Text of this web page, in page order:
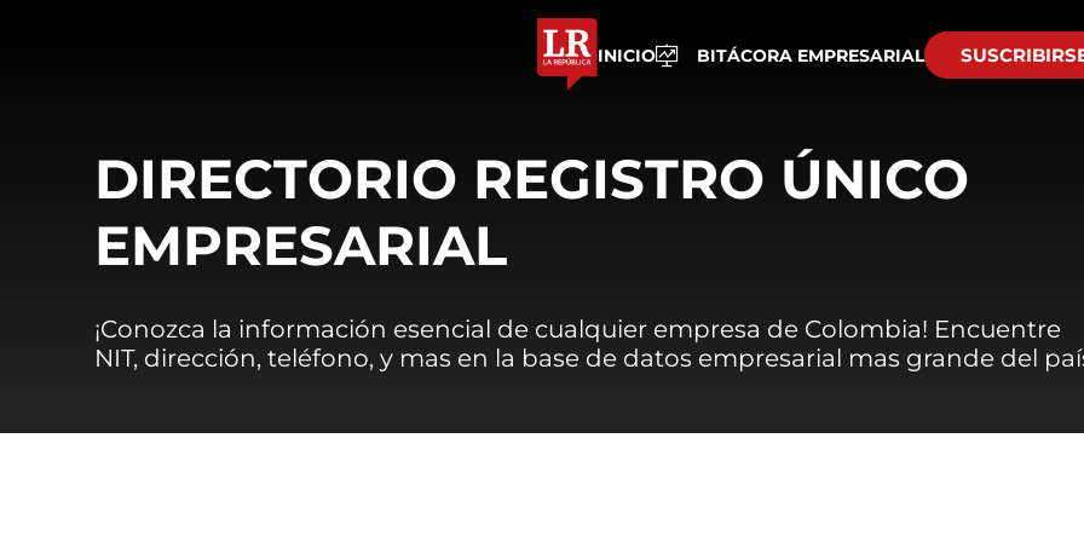
INICIO BITÁCORA EMPRESARIAL
DIRECTORIO REGISTRO ÚNICO
EMPRESARIAL
¡Conozca la información esencial de cualquier empresa de Colombia! Encuentre
NIT, dirección, teléfono, y mas en la base de datos empresarial mas grande del